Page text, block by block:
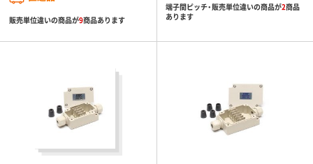
販売単位違いの商品が9商品あります
端子間ピッチ・販売単位違いの商品が2商品
あります